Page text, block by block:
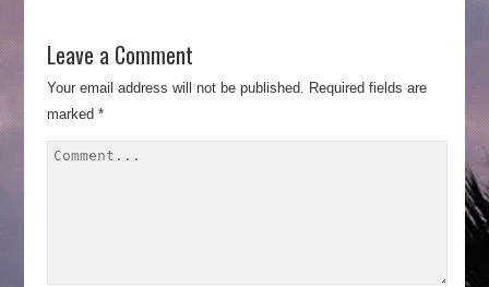
Leave a Comment
Your email address will not be published. Required fields are
marked *